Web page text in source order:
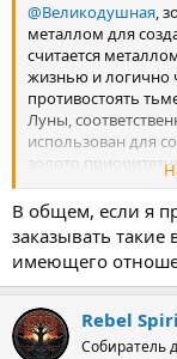
@Великодушная,
металлом для
считается
жизнью и логично
противостоять
Луны,
использован для
золото
Если вы говорите
арт будет
очищения, после
железо.
Если нет
метеоритного
В общем, если я
заказывать
имеющего
Rebel
Собиратель